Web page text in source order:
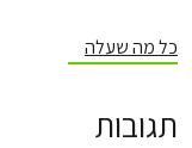
כל מה שעלה
תגובות